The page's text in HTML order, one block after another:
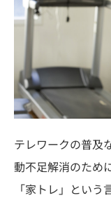
テレワークの普及
動不足解消のため
「家トレ」とい